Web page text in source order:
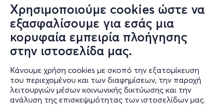
Χρησιμοποιούμε cookies ώστε να
εξασφαλίσουμε για εσάς μια
κορυφαία εμπειρία πλοήγησης
στην ιστοσελίδα μας.
Κάνουμε χρήση cookies με σκοπό την εξατομίκευση
του περιεχομένου και των διαφημίσεων, την παροχή
λειτουργιών μέσων κοινωνικής δικτύωσης και την
ανάλυση της επισκεψιμότητας των ιστοσελίδων μας.
Πληροφορίες
Υποστήριξη
Stay Connected